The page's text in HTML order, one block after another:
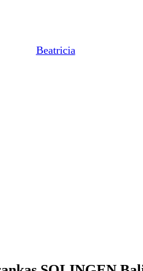
Beatricia